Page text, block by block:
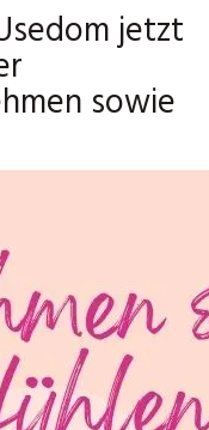
jetzt
sowie